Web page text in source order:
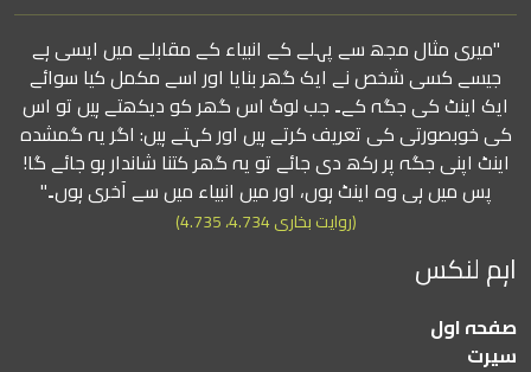
"میری مثال مجھ سے پہلے کے انبیاء کے مقابلے میں ایسی ہے
جیسے کسی شخص نے ایک گھر بنایا اور اسے مکمل کیا سوائے
ایک اینٹ کی جگہ کے۔ جب لوگ اس گھر کو دیکھتے ہیں تو اس
کی خوبصورتی کی تعریف کرتے ہیں اور کہتے ہیں: اگر یہ گمشدہ
اینٹ اپنی جگہ پر رکھ دی جائے تو یہ گھر کتنا شاندار ہو جائے گا!
پس میں ہی وہ اینٹ ہوں، اور میں انبیاء میں سے آخری ہوں۔"
(روایت بخاری 4.734، 4.735)
اہم لنکس
صفحہ اول
سیرت